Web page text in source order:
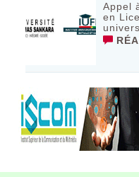
Appel
en